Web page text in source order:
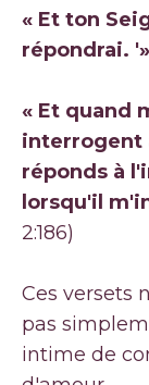
« Et ton
répondrai. '»
« Et quand
interrogent
réponds à
lorsqu'il
2:186)
Ces versets
pas
intime de